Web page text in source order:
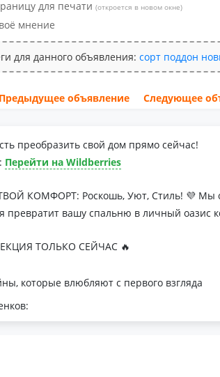
для печати (откроется в новом окне)
мнение
для данного объявления:сорт поддон
Предыдущее объявление Следующее
преобразить свой дом прямо сейчас!
Перейти на Wildberries
КОМФОРТ: Роскошь, Уют, Стиль! 💜 Мы
превратит вашу спальню в личный оазис
ТОЛЬКО СЕЙЧАС 🔥
которые влюбляют с первого взгляда